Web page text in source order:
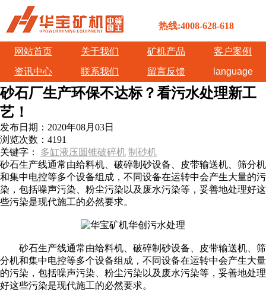
热线:4008-628-618
网站首页 关于我们 矿机产品
客户案例
资讯中心
联系我们 留言反馈 language
砂石厂生产环保不达标？看污水处理新工
艺！
发布日期： 2020年08月03日
浏览次数： 4191
关键字： 多缸液压圆锥破碎机 制砂机
砂石生产线通常由给料机、破碎制砂设备、皮带输送机、筛分机
和集中电控等多个设备组成，不同设备在运转中会产生大量的污
染，包括噪声污染、粉尘污染以及废水污染等，妥善地处理好这
些污染是现代施工的必然要求。
砂石生产线通常由给料机、破碎制砂设备、皮带输送机、筛
分机和集中电控等多个设备组成，不同设备在运转中会产生大量
的污染，包括噪声污染、粉尘污染以及废水污染等，妥善地处理
好这些污染是现代施工的必然要求。